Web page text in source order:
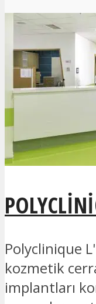
Polyclinique
kozmetik
implantları